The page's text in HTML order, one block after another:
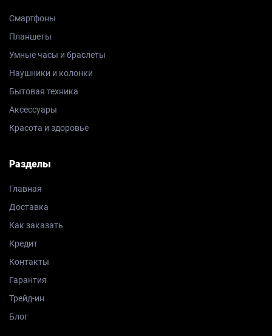
Смартфоны
Планшеты
Умные часы и браслеты
Наушники и колонки
Бытовая техника
Аксессуары
Красота и здоровье
Разделы
Главная
Доставка
Как заказать
Кредит
Контакты
Гарантия
Трейд-ин
Блог